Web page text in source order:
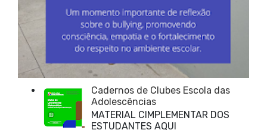
Cadernos de Clubes Escola das
Adolescências
MATERIAL CIMPLEMENTAR DOS
ESTUDANTES AQUI